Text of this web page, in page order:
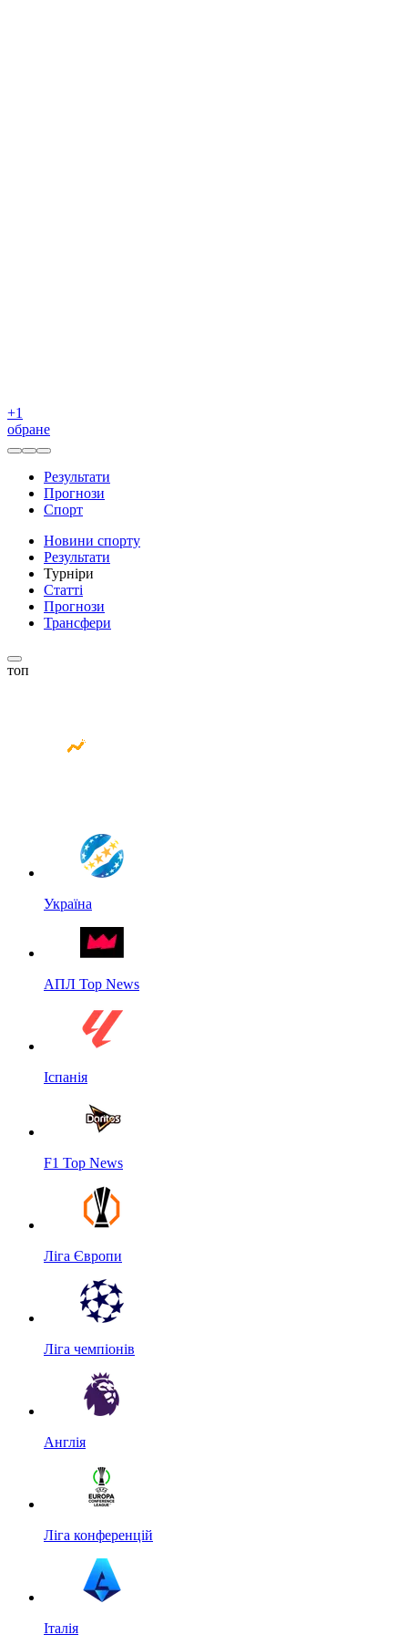
+1
обране
Результати
Прогнози
Спорт
Новини спорту
Результати
Турніри
Статті
Прогнози
Трансфери
топ
Україна
АПЛ Top News
Іспанія
F1 Top News
Ліга Європи
Ліга чемпіонів
Англія
Ліга конференцій
Італія